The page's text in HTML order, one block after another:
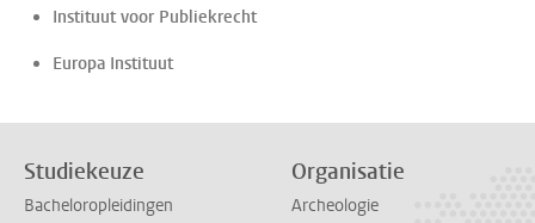
Instituut voor Publiekrecht
Europa Instituut
Studiekeuze
Bacheloropleidingen
Organisatie
Archeologie